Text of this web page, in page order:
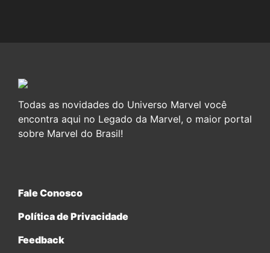
Todas as novidades do Universo Marvel você
encontra aqui no Legado da Marvel, o maior portal
sobre Marvel do Brasil!
Fale Conosco
Política de Privacidade
Feedback